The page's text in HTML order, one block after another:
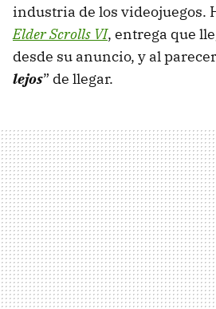
industria de los videojuegos.
Elder Scrolls VI, entrega que
desde su anuncio, y al
lejos” de llegar.